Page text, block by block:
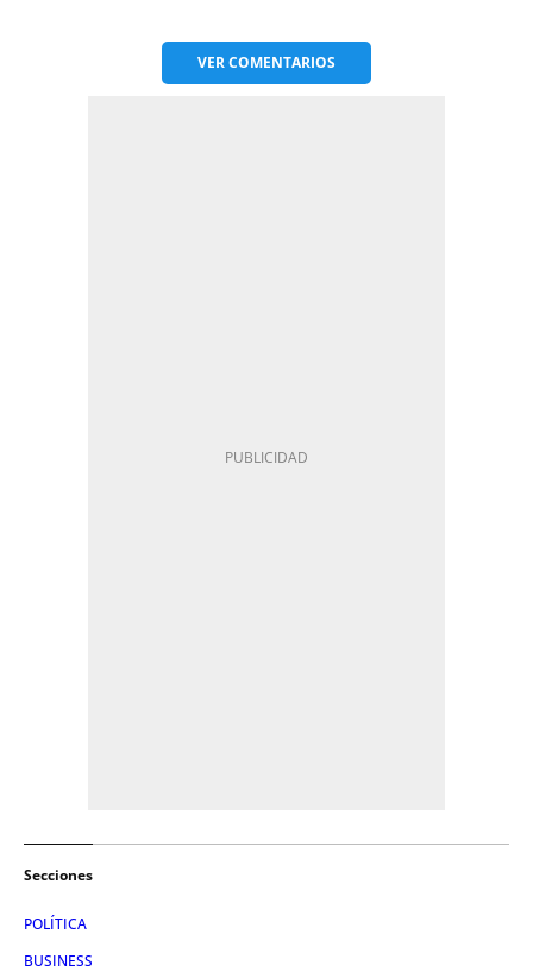
VERCOMENTARIOS
Secciones
POLÍTICA
BUSINESS